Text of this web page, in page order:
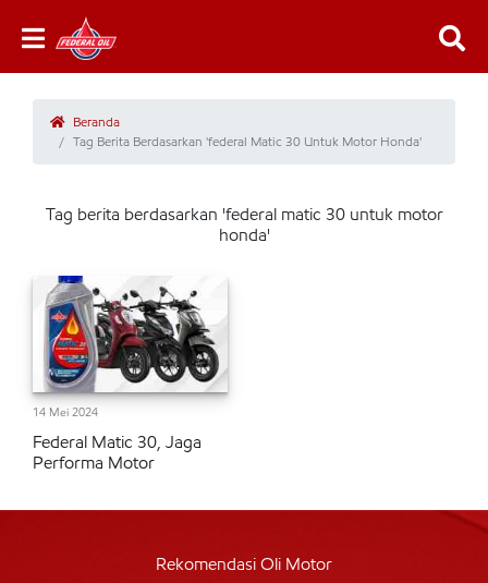
Beranda
Tag Berita Berdasarkan 'federal Matic 30 Untuk Motor Honda'
Tag berita berdasarkan 'federal matic 30 untuk motor
honda'
14 Mei 2024
Federal Matic 30, Jaga
Performa Motor
Rekomendasi Oli Motor